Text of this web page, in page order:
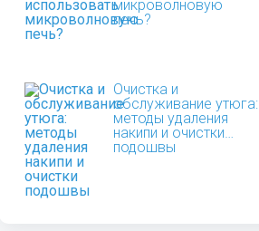
микроволновую
печь?
Очистка и
обслуживание утюга:
методы удаления
накипи и очистки
подошвы